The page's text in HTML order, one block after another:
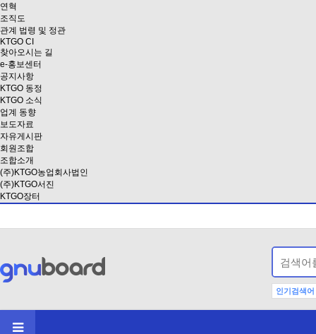
연혁
조직도
관계 법령 및 정관
KTGO CI
찾아오시는 길
e-홍보센터
공지사항
KTGO 동정
KTGO 소식
업계 동향
보도자료
자유게시판
회원조합
조합소개
(주)KTGO농업회사법인
(주)KTGO서진
KTGO장터
인기검색어